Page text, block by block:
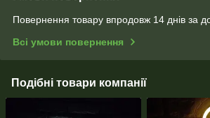
Повернення товару впродовж 14 днів за
Всі умови повернення
Подібні товари компанії